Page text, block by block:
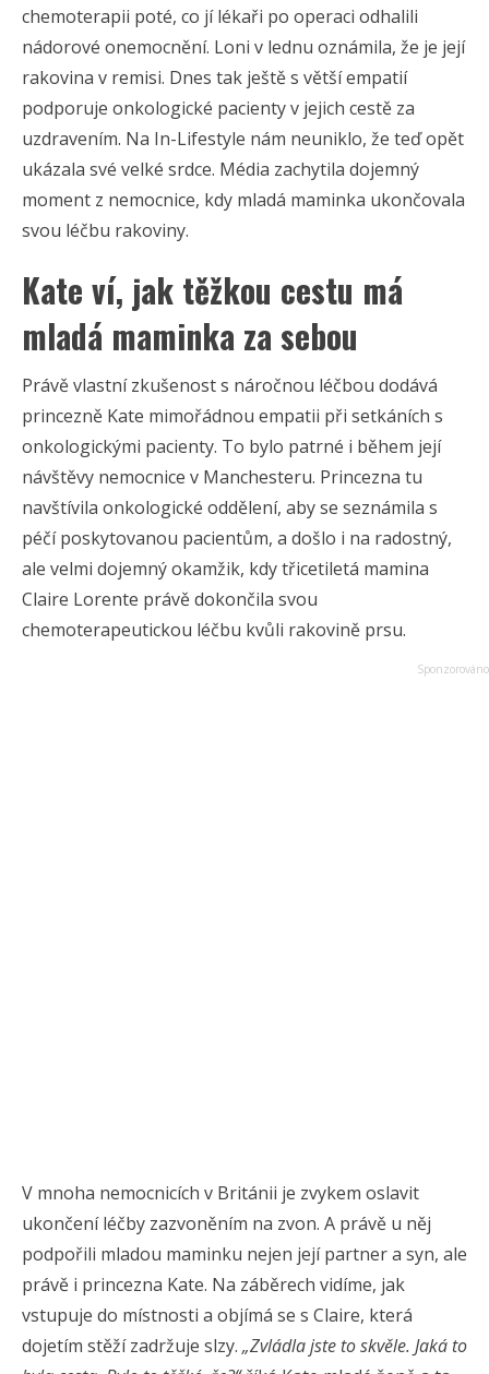
chemoterapii poté, co jí lékaři po operaci odhalili
nádorové onemocnění. Loni v lednu oznámila, že je její
rakovina v remisi. Dnes tak ještě s větší empatií
podporuje onkologické pacienty v jejich cestě za
uzdravením. Na In-Lifestyle nám neuniklo, že teď opět
ukázala své velké srdce. Média zachytila dojemný
moment z nemocnice, kdy mladá maminka ukončovala
svou léčbu rakoviny.
Kate ví, jak těžkou cestu má
mladá maminka za sebou
Právě vlastní zkušenost s náročnou léčbou dodává
princezně Kate mimořádnou empatii při setkáních s
onkologickými pacienty. To bylo patrné i během její
návštěvy nemocnice v Manchesteru. Princezna tu
navštívila onkologické oddělení, aby se seznámila s
péčí poskytovanou pacientům, a došlo i na radostný,
ale velmi dojemný okamžik, kdy třicetiletá mamina
Claire Lorente právě dokončila svou
chemoterapeutickou léčbu kvůli rakovině prsu.
V mnoha nemocnicích v Británii je zvykem oslavit
ukončení léčby zazvoněním na zvon. A právě u něj
podpořili mladou maminku nejen její partner a syn, ale
právě i princezna Kate. Na záběrech vidíme, jak
vstupuje do místnosti a objímá se s Claire, která
dojetím stěží zadržuje slzy. „Zvládla jste to skvěle. Jaká to